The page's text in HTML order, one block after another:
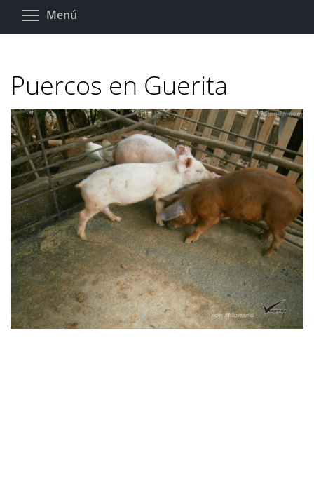
Pasar
Menú
Puercos en Guerita